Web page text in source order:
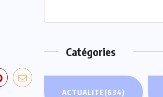
Catégories
ACTUALITE(634)